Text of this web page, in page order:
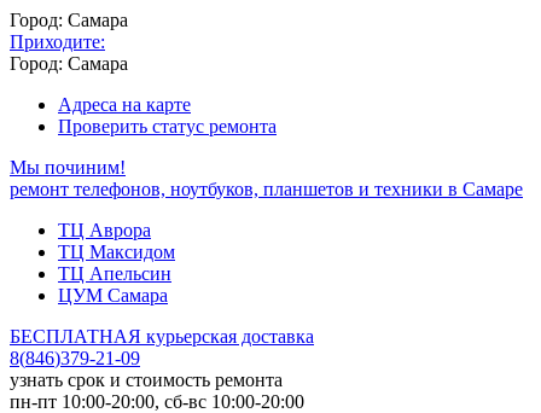
Город: Самара
Приходите:
Город: Самара
Адреса на карте
Проверить статус ремонта
Мы починим!
ремонт телефонов, ноутбуков, планшетов и техники в Самаре
ТЦ Аврора
ТЦ Максидом
ТЦ Апельсин
ЦУМ Самара
БЕСПЛАТНАЯ курьерская доставка
8(846)379-21-09
узнать срок и стоимость ремонта
пн-пт 10:00-20:00, сб-вс 10:00-20:00